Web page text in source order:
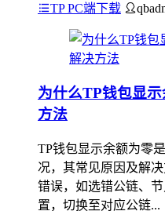
TP PC端下载
为什么TP钱包显
方法
TP钱包显示余额为零
况，其常见原因及解
错误，如选错公链、
置，切换至对应公链...